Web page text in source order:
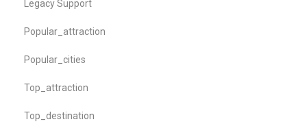
Legacy Support
Popular_attraction
Popular_cities
Top_attraction
Top_destination